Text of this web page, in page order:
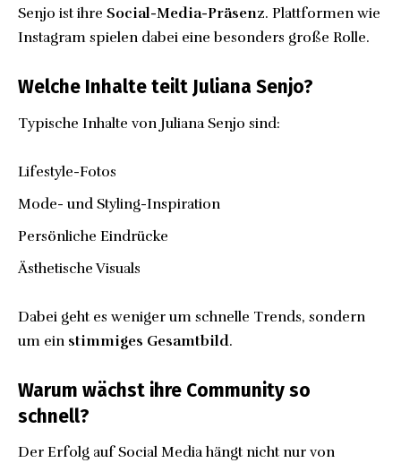
Senjo ist ihre Social-Media-Präsenz. Plattformen wie
Instagram spielen dabei eine besonders große Rolle.
Welche Inhalte teilt Juliana Senjo?
Typische Inhalte von Juliana Senjo sind:
Lifestyle-Fotos
Mode- und Styling-Inspiration
Persönliche Eindrücke
Ästhetische Visuals
Dabei geht es weniger um schnelle Trends, sondern
um ein stimmiges Gesamtbild.
Warum wächst ihre Community so
schnell?
Der Erfolg auf Social Media hängt nicht nur von